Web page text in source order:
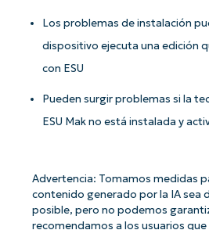
Los problemas de instalación
dispositivo ejecuta una edición
con ESU
Pueden surgir problemas si la
ESU Mak no está instalada y
Advertencia: Tomamos medidas
contenido generado por la IA sea
posible, pero no podemos
recomendamos a los usuarios